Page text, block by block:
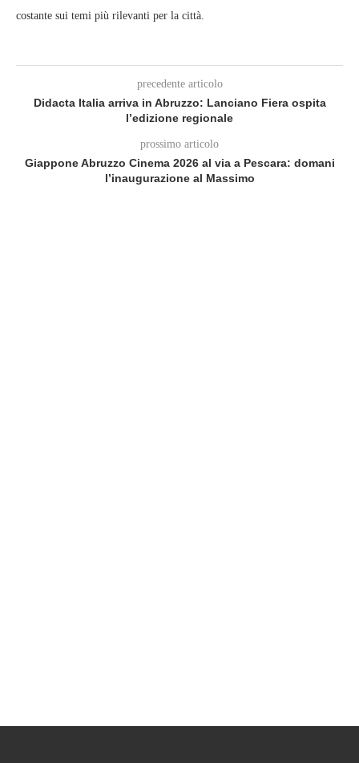
costante sui temi più rilevanti per la città.
precedente articolo
Didacta Italia arriva in Abruzzo: Lanciano Fiera ospita
l’edizione regionale
prossimo articolo
Giappone Abruzzo Cinema 2026 al via a Pescara: domani
l’inaugurazione al Massimo